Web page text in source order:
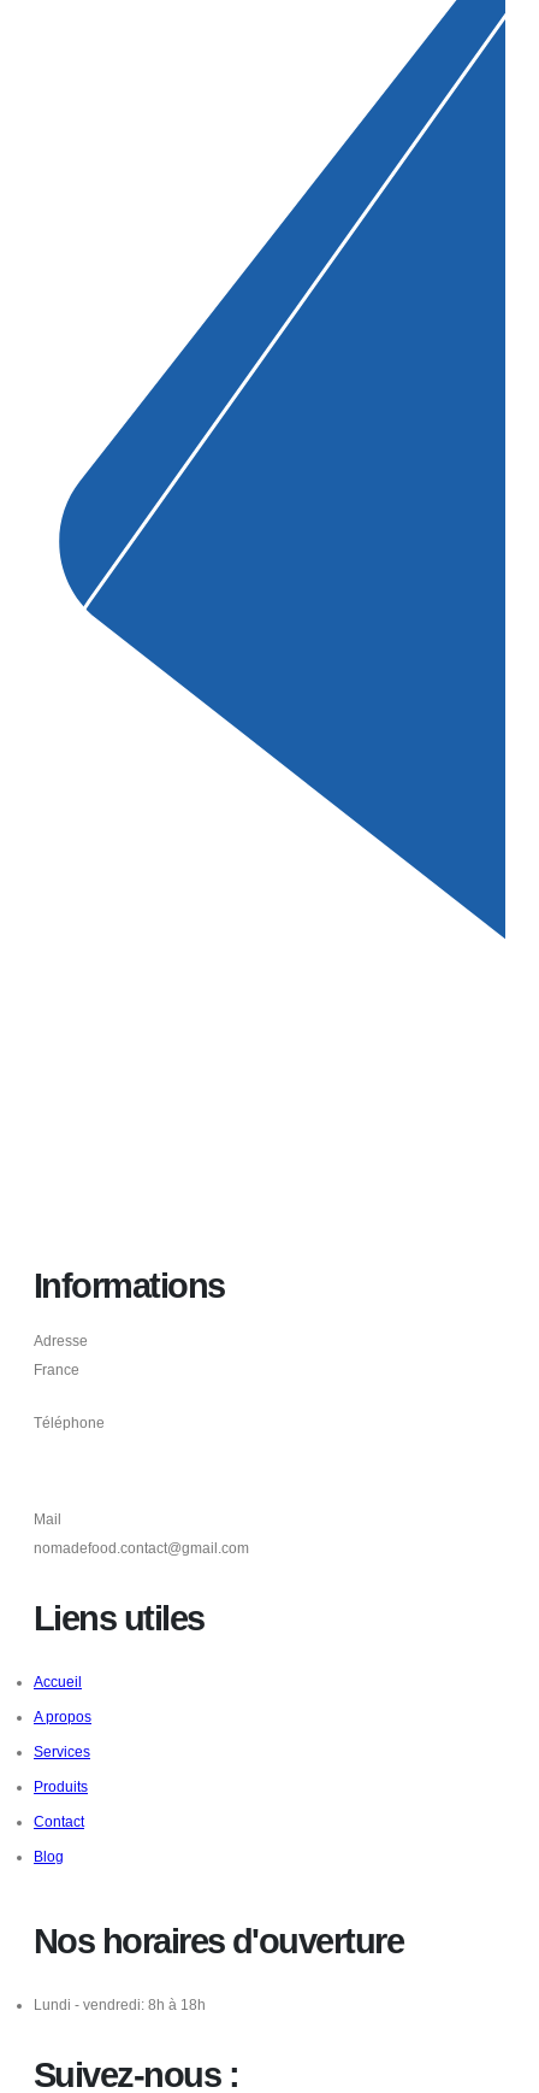
Informations
Adresse
France
Téléphone
Mail
nomadefood.contact@gmail.com
Liens utiles
Accueil
A propos
Services
Produits
Contact
Blog
Nos horaires d'ouverture
Lundi - vendredi: 8h à 18h
Suivez-nous :